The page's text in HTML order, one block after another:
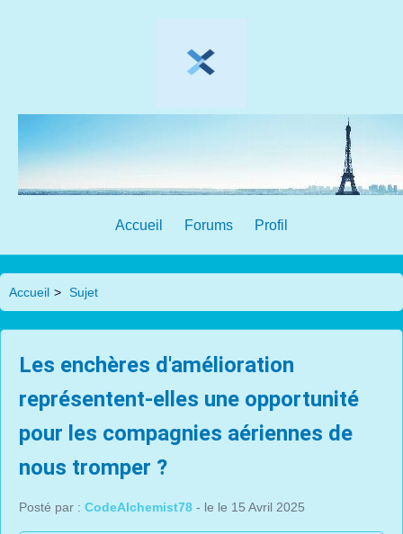
Accueil Forums Profil
Accueil > Sujet
Les enchères d'amélioration
représentent-elles une opportunité
pour les compagnies aériennes de
nous tromper ?
Posté par : CodeAlchemist78 - le le 15 Avril 2025